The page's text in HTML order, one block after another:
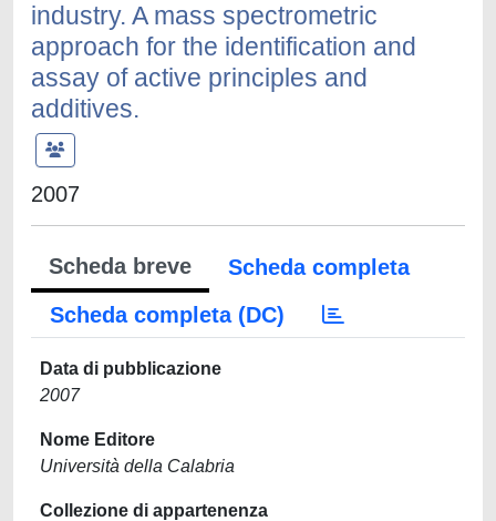
industry. A mass spectrometric
approach for the identification and
assay of active principles and
additives.
2007
Scheda breve
Scheda completa
Scheda completa (DC)
Data di pubblicazione
2007
Nome Editore
Università della Calabria
Collezione di appartenenza